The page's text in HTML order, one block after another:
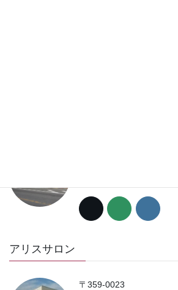
アリスサロン
〒359-0023